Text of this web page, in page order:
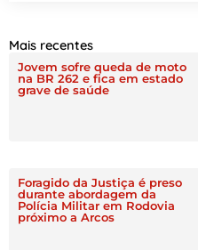
Mais recentes
Jovem sofre queda de moto
na BR 262 e fica em estado
grave de saúde
Foragido da Justiça é preso
durante abordagem da
Polícia Militar em Rodovia
próximo a Arcos